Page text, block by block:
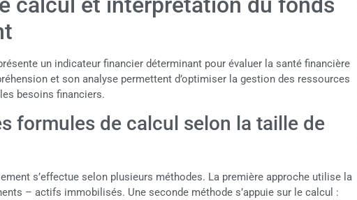
un indicateur financier déterminant pour évaluer la santé financière
et son analyse permettent d’optimiser la gestion des ressources
besoins financiers.
formules de calcul selon la taille de
s’effectue selon plusieurs méthodes. La première approche utilise la
– actifs immobilisés. Une seconde méthode s’appuie sur le calcul :